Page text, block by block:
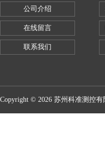
公司介绍
在线留言
联系我们
Copyright © 2026 苏州科准测控